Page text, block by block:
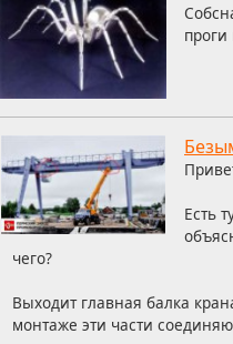
Есть
чего?
Выходит главная балка
монтаже эти части